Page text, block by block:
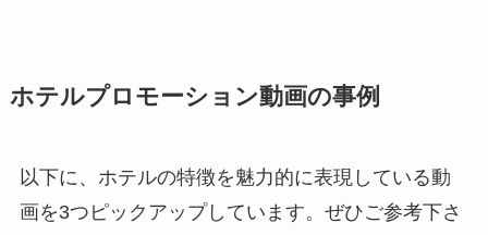
ホテルプロモーション動画の事例
以下に、ホテルの特徴を魅力的に表現している動
画を3つピックアップしています。ぜひご参考下さ